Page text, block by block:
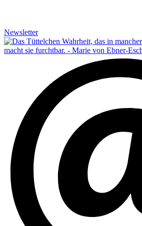
Newsletter